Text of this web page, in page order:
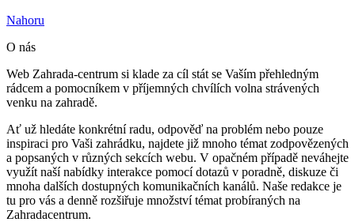
Nahoru
O nás
Web Zahrada-centrum si klade za cíl stát se Vaším přehledným
rádcem a pomocníkem v příjemných chvílích volna strávených
venku na zahradě.
Ať už hledáte konkrétní radu, odpověď na problém nebo pouze
inspiraci pro Vaši zahrádku, najdete již mnoho témat zodpovězených
a popsaných v různých sekcích webu. V opačném případě neváhejte
využít naší nabídky interakce pomocí dotazů v poradně, diskuze či
mnoha dalších dostupných komunikačních kanálů. Naše redakce je
tu pro vás a denně rozšiřuje množství témat probíraných na
Zahradacentrum.